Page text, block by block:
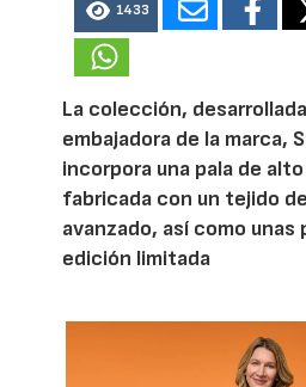
1433
La colección,
embajadora de la marca,
incorpora una pala de
fabricada con un tejido
avanzado, así como unas
edición limitada